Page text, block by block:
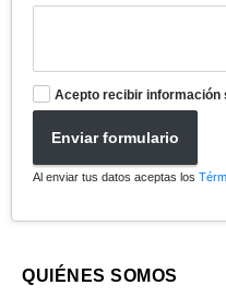
Acepto recibir información
Enviar formulario
Al enviar tus datos aceptas los
QUIÉNES SOMOS